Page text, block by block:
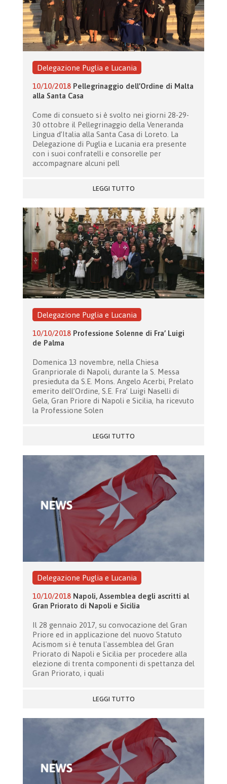
Delegazione Puglia e Lucania
10/10/2018 Pellegrinaggio dell’Ordine di Malta
alla Santa Casa
Come di consueto si è svolto nei giorni 28-29-
30 ottobre il Pellegrinaggio della Veneranda
Lingua d’Italia alla Santa Casa di Loreto. La
Delegazione di Puglia e Lucania era presente
con i suoi confratelli e consorelle per
accompagnare alcuni pell
LEGGI TUTTO
Delegazione Puglia e Lucania
10/10/2018 Professione Solenne di Fra’ Luigi
de Palma
Domenica 13 novembre, nella Chiesa
Granpriorale di Napoli, durante la S. Messa
presieduta da S.E. Mons. Angelo Acerbi, Prelato
emerito dell’Ordine, S.E. Fra’ Luigi Naselli di
Gela, Gran Priore di Napoli e Sicilia, ha ricevuto
la Professione Solen
LEGGI TUTTO
Delegazione Puglia e Lucania
10/10/2018 Napoli, Assemblea degli ascritti al
Gran Priorato di Napoli e Sicilia
Il 28 gennaio 2017, su convocazione del Gran
Priore ed in applicazione del nuovo Statuto
Acismom si è tenuta l'assemblea del Gran
Priorato di Napoli e Sicilia per procedere alla
elezione di trenta componenti di spettanza del
Gran Priorato, i quali
LEGGI TUTTO